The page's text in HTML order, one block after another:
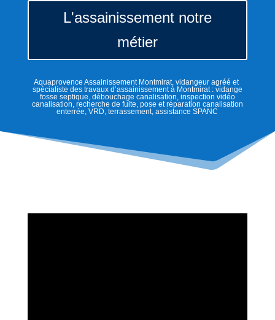
L'assainissement notre
métier
Aquaprovence Assainissement Montmirat, vidangeur agréé et
spécialiste des travaux d’assainissement à Montmirat : vidange
fosse septique, débouchage canalisation, inspection vidéo
canalisation, recherche de fuite, pose et réparation canalisation
enterrée, VRD, terrassement, assistance SPANC